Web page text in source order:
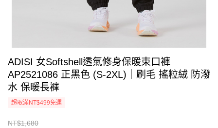
ADISI 女Softshell透氣修身保暖束口褲
AP2521086 正黑色 (S-2XL)｜刷毛 搖粒絨 防潑
水 保暖長褲
超取滿NT$499免運
NT$1,680